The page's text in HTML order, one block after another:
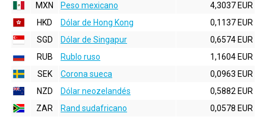
MXN
Peso mexicano
4,3037 EUR
HKD
Dólar de Hong Kong
0,1137 EUR
SGD
Dólar de Singapur
0,6574 EUR
RUB
Rublo ruso
1,1604 EUR
SEK
Corona sueca
0,0963 EUR
NZD
Dólar neozelandés
0,5882 EUR
ZAR
Rand sudafricano
0,0578 EUR